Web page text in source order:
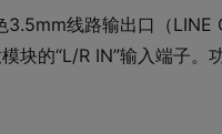
3.5mm线路输出口（
块的“L/R IN”输入端子。